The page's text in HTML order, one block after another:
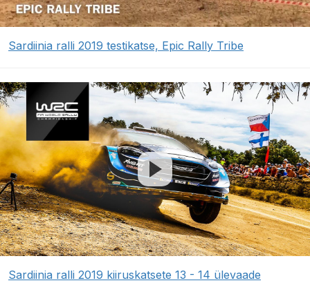
Sardiinia ralli 2019 testikatse, Epic Rally Tribe
Sardiinia ralli 2019 kiiruskatsete 13 - 14 ülevaade